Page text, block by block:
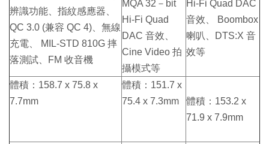
辨識功能、指紋感應器、
QC 3.0 (兼容 QC 4)、無線
充電、 MIL-STD 810G 摔
落測試、FM 收音機
MQA 32－bit
Hi-Fi Quad
DAC 音效、
Cine Video 拍
攝模式等
Hi-Fi Quad DAC
音效、 Boombox
喇叭、DTS:X 音
效等
體積：158.7 x 75.8 x
7.7mm
體積：151.7 x
75.4 x 7.3mm
體積：153.2 x
71.9 x 7.9mm